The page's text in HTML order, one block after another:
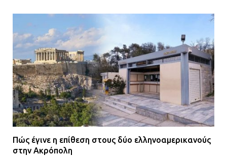
Πώς έγινε η επίθεση στους δύο ελληνοαμερικανούς
στην Ακρόπολη